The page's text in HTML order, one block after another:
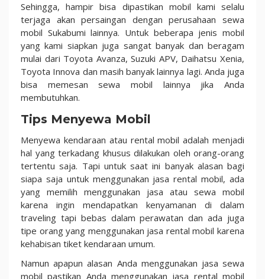
Sehingga, hampir bisa dipastikan mobil kami selalu
terjaga akan persaingan dengan perusahaan sewa
mobil Sukabumi lainnya. Untuk beberapa jenis mobil
yang kami siapkan juga sangat banyak dan beragam
mulai dari Toyota Avanza, Suzuki APV, Daihatsu Xenia,
Toyota Innova dan masih banyak lainnya lagi. Anda juga
bisa memesan sewa mobil lainnya jika Anda
membutuhkan.
Tips Menyewa Mobil
Menyewa kendaraan atau rental mobil adalah menjadi
hal yang terkadang khusus dilakukan oleh orang-orang
tertentu saja. Tapi untuk saat ini banyak alasan bagi
siapa saja untuk menggunakan jasa rental mobil, ada
yang memilih menggunakan jasa atau sewa mobil
karena ingin mendapatkan kenyamanan di dalam
traveling tapi bebas dalam perawatan dan ada juga
tipe orang yang menggunakan jasa rental mobil karena
kehabisan tiket kendaraan umum.
Namun apapun alasan Anda menggunakan jasa sewa
mobil pastikan Anda menggunakan jasa rental mobil